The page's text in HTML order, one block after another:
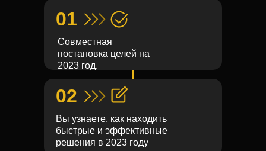
Совместная
постановка целей на
2023 год.
Вы узнаете, как находить
быстрые и эффективные
решения в 2023 году
01
02